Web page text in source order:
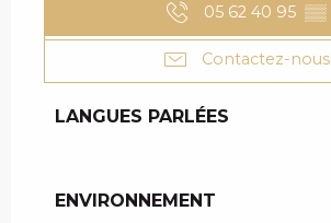
05 62 40 95 ▒▒
Contactez-nous
LANGUES PARLÉES
LANGUES PARLÉES
ENVIRONNEMENT
ENVIRONNEMENT